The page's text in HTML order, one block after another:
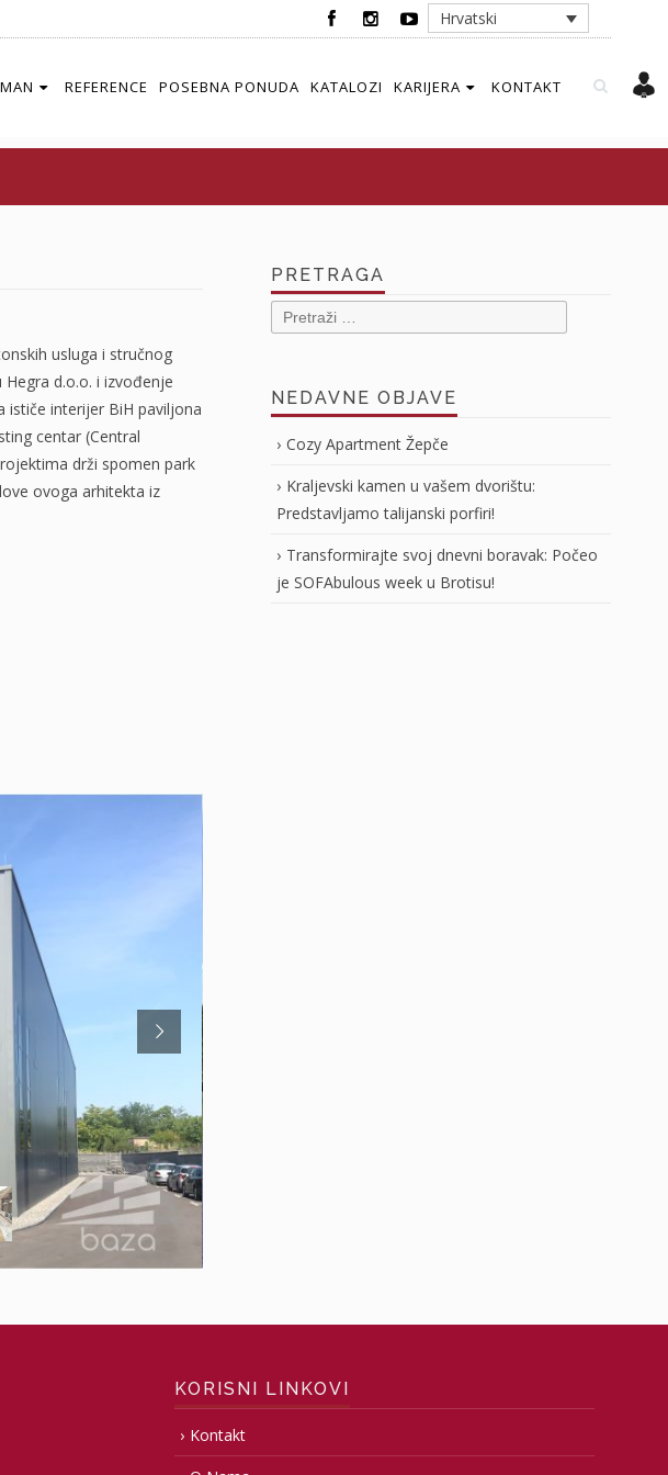
Hrvatski
REFERENCE POSEBNA PONUDA KATALOZI KARIJERA KONTAKT
usluga i stručnog
d.o.o. i izvođenje
ističe interijer BiH paviljona
centar (Central
drži spomen park
ovoga arhitekta iz
PRETRAGA
Pretraži:
NEDAVNE OBJAVE
Cozy Apartment Žepče
Kraljevski kamen u vašem dvorištu:
Predstavljamo talijanski porfiri!
Transformirajte svoj dnevni boravak: Počeo
je SOFAbulous week u Brotisu!
KORISNI LINKOVI
Kontakt